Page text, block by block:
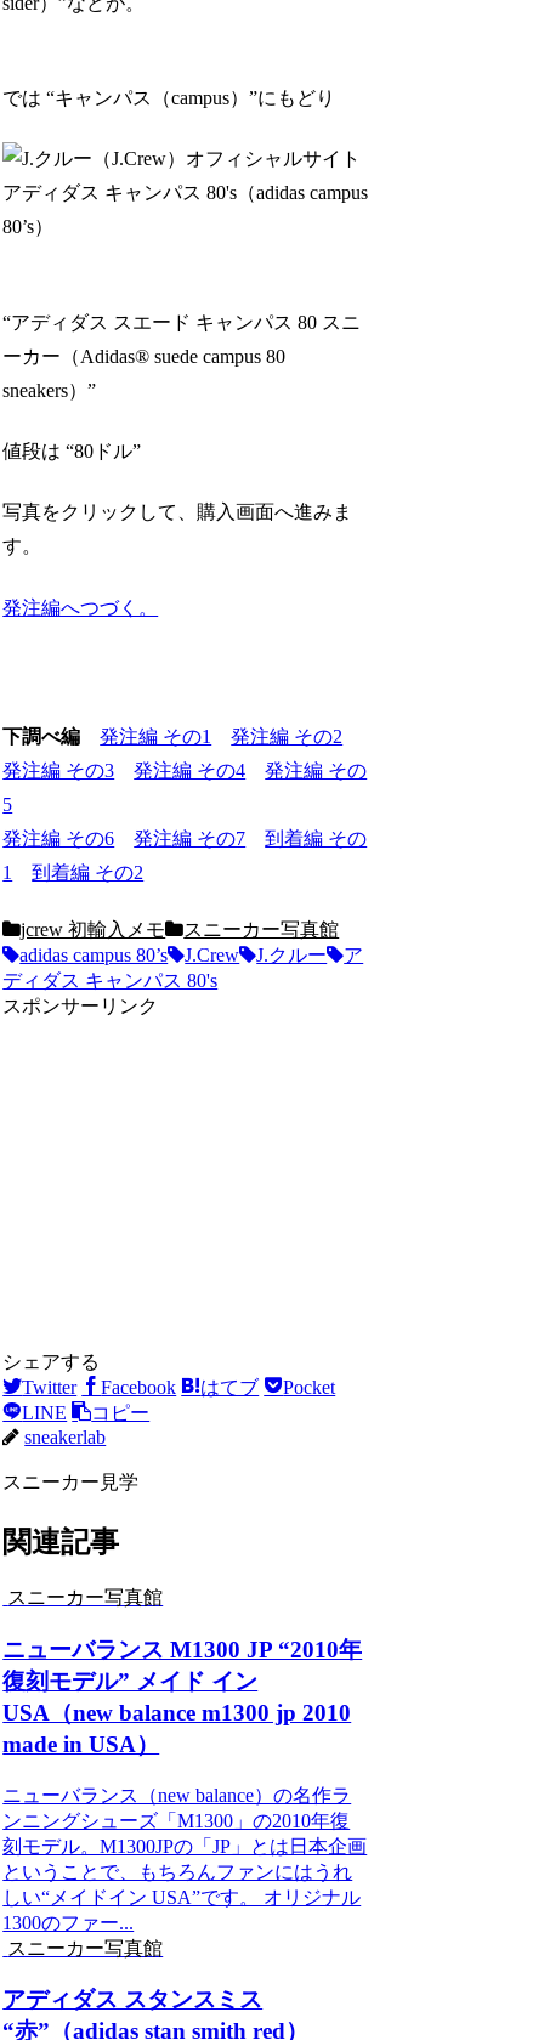
では “キャンパス（campus）”にもどり
“アディダス スエード キャンパス 80 スニ
ーカー（Adidas® suede campus 80
sneakers）”
値段は “80ドル”
写真をクリックして、購入画面へ進みま
す。
発注編へつづく。
下調べ編 発注編 その1
発注編 その2
発注編 その3
発注編 その4
発注編 その
5
発注編 その6
発注編 その7
到着編 その
1
到着編 その2
jcrew 初輸入メモ
スニーカー写真館
adidas campus 80’s
J.Crew J.クルー
ア
ディダス キャンパス 80's
スポンサーリンク
シェアする
Twitter
Facebook はてブ
Pocket
LINE
コピー
sneakerlab
スニーカー見学
関連記事
スニーカー写真館
ニューバランス M1300 JP “2010年
復刻モデル” メイド イン
USA（new balance m1300 jp 2010
made in USA）
ニューバランス（new balance）の名作ラ
ンニングシューズ「M1300」の2010年復
刻モデル。M1300JPの「JP」とは日本企画
ということで、もちろんファンにはうれ
しい“メイドイン USA”です。 オリジナル
1300のファー...
スニーカー写真館
アディダス スタンスミス
“赤”（adidas stan smith red）